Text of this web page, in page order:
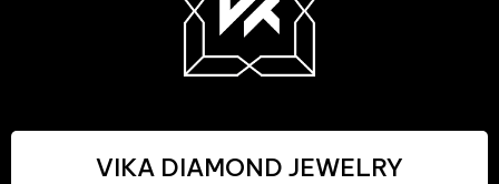
VIKA DIAMOND JEWELRY